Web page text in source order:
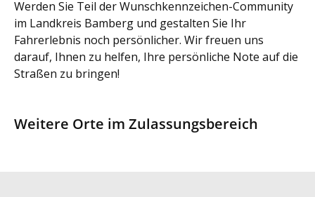
Werden Sie Teil der Wunschkennzeichen-Community
im Landkreis Bamberg und gestalten Sie Ihr
Fahrerlebnis noch persönlicher. Wir freuen uns
darauf, Ihnen zu helfen, Ihre persönliche Note auf die
Straßen zu bringen!
Weitere Orte im Zulassungsbereich